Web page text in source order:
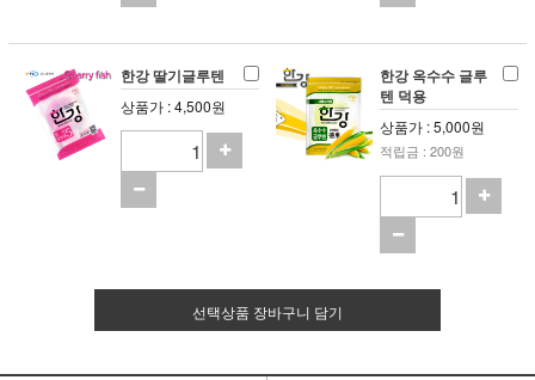
한강 딸기글루텐
상품가 : 4,500원
한강 옥수수 글루
텐 덕용
상품가 : 5,000원
적립금 : 200원
선택상품 장바구니 담기